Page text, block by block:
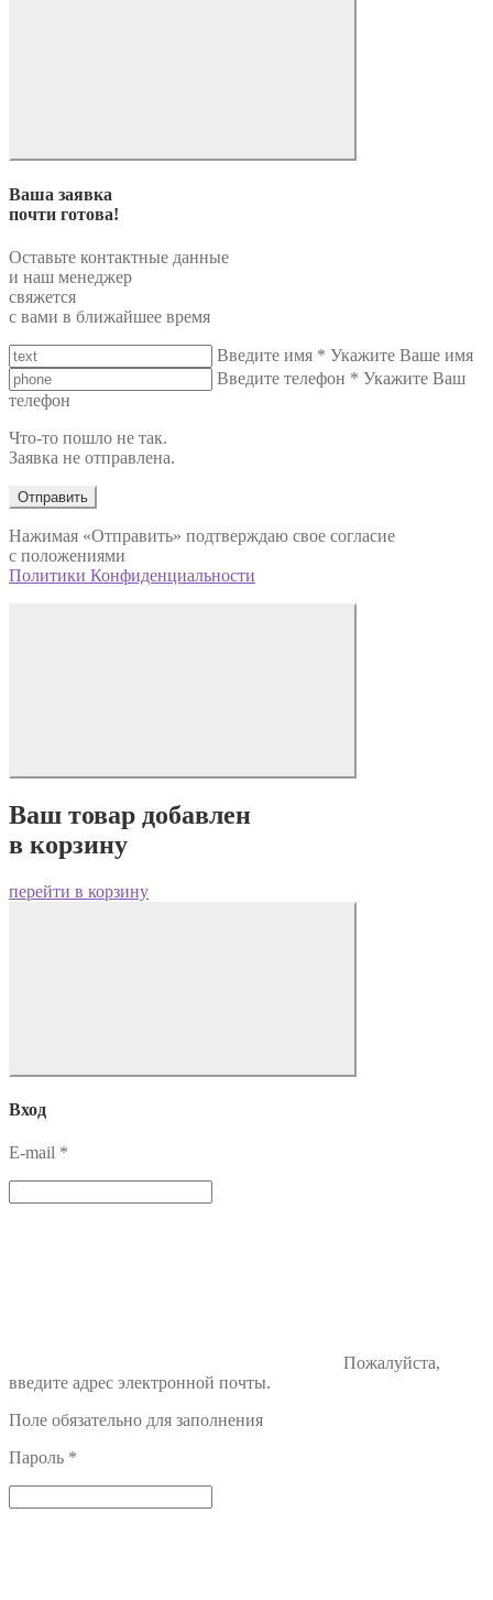
Ваша заявка
почти готова!
Оставьте контактные данные
и наш менеджер
свяжется
с вами в ближайшее время
Введите имя * Укажите Ваше имя
Введите телефон * Укажите Ваш
телефон
Что-то пошло не так.
Заявка не отправлена.
Отправить
Нажимая «Отправить» подтверждаю свое согласие
с положениями
Политики Конфиденциальности
Ваш товар добавлен
в корзину
перейти в корзину
Вход
E-mail *
Пожалуйста,
введите адрес электронной почты.
Поле обязательно для заполнения
Пароль *